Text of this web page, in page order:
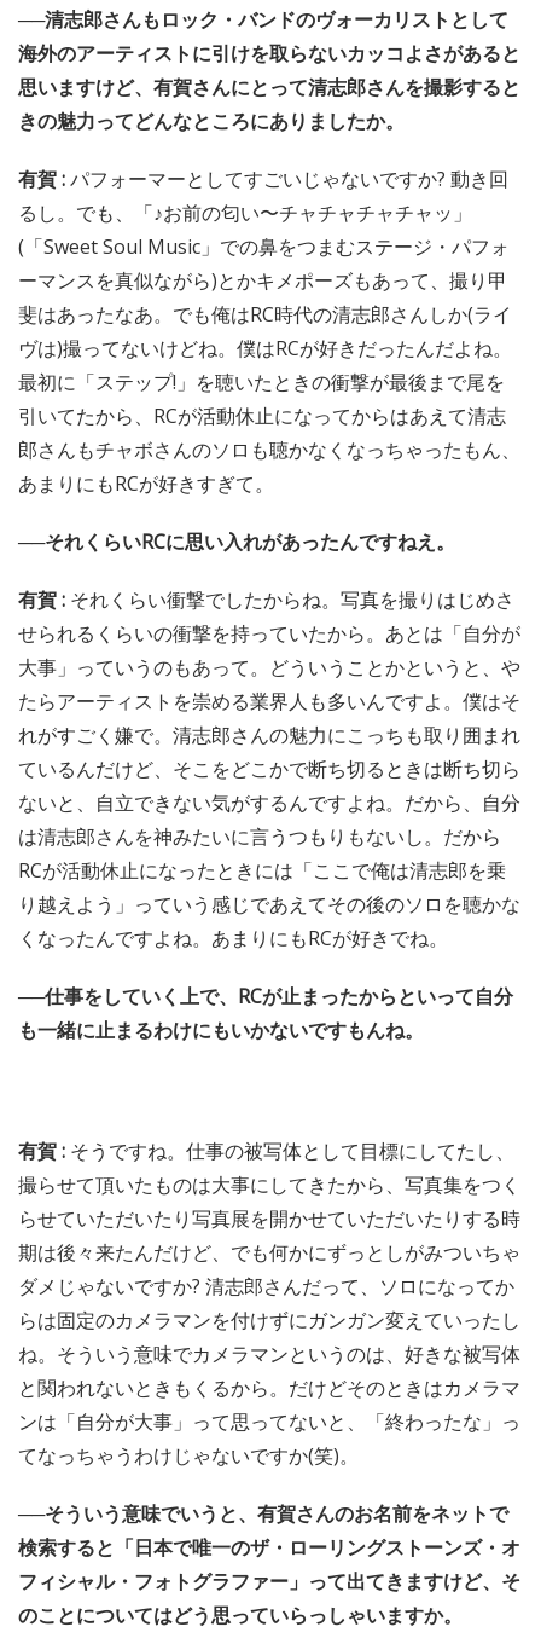
──清志郎さんもロック・バンドのヴォーカリストとして
海外のアーティストに引けを取らないカッコよさがあると
思いますけど、有賀さんにとって清志郎さんを撮影すると
きの魅力ってどんなところにありましたか。
有賀 :パフォーマーとしてすごいじゃないですか? 動き回
るし。でも、「♪お前の匂い〜チャチャチャチャッ」
(「Sweet Soul Music」での鼻をつまむステージ・パフォ
ーマンスを真似ながら)とかキメポーズもあって、撮り甲
斐はあったなあ。でも俺はRC時代の清志郎さんしか(ライ
ヴは)撮ってないけどね。僕はRCが好きだったんだよね。
最初に「ステップ!」を聴いたときの衝撃が最後まで尾を
引いてたから、RCが活動休止になってからはあえて清志
郎さんもチャボさんのソロも聴かなくなっちゃったもん、
あまりにもRCが好きすぎて。
──それくらいRCに思い入れがあったんですねえ。
有賀 : それくらい衝撃でしたからね。写真を撮りはじめさ
せられるくらいの衝撃を持っていたから。あとは「自分が
大事」っていうのもあって。どういうことかというと、や
たらアーティストを崇める業界人も多いんですよ。僕はそ
れがすごく嫌で。清志郎さんの魅力にこっちも取り囲まれ
ているんだけど、そこをどこかで断ち切るときは断ち切ら
ないと、自立できない気がするんですよね。だから、自分
は清志郎さんを神みたいに言うつもりもないし。だから
RCが活動休止になったときには「ここで俺は清志郎を乗
り越えよう」っていう感じであえてその後のソロを聴かな
くなったんですよね。あまりにもRCが好きでね。
──仕事をしていく上で、RCが止まったからといって自分
も一緒に止まるわけにもいかないですもんね。
有賀 : そうですね。仕事の被写体として目標にしてたし、
撮らせて頂いたものは大事にしてきたから、写真集をつく
らせていただいたり写真展を開かせていただいたりする時
期は後々来たんだけど、でも何かにずっとしがみついちゃ
ダメじゃないですか? 清志郎さんだって、ソロになってか
らは固定のカメラマンを付けずにガンガン変えていったし
ね。そういう意味でカメラマンというのは、好きな被写体
と関われないときもくるから。だけどそのときはカメラマ
ンは「自分が大事」って思ってないと、「終わったな」っ
てなっちゃうわけじゃないですか(笑)。
──そういう意味でいうと、有賀さんのお名前をネットで
検索すると「日本で唯一のザ・ローリングストーンズ・オ
フィシャル・フォトグラファー」って出てきますけど、そ
のことについてはどう思っていらっしゃいますか。